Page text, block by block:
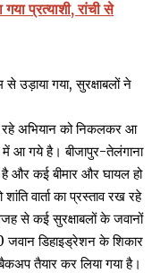
प्रत्याशी, रांची से
गया, सुरक्षाबलों ने
रहे अभियान को निकलकर आ
में आ गये है। बीजापुर-तेलंगाना
और कई बीमार और घायल हो
वार्ता का प्रस्ताव रख रहे
से कई सुरक्षाबलों के जवानों
जवान डिहाइड्रेशन के शिकार
तैयार कर लिया गया है।